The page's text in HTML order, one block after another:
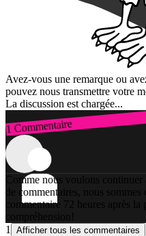
Avez-vous une remarque ou
pouvez nous transmettre votre
La discussion est chargée...
1 Commentaire
Connexion
Comme nous voulons continuer
de commentaires, nous
commentaire 72 heures après
compréhension!
1
Afficher tous les commentaires